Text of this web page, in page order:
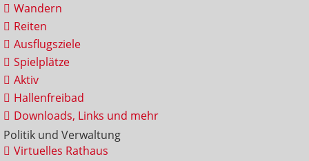
Wandern
Reiten
Ausflugsziele
Spielplätze
Aktiv
Hallenfreibad
Downloads, Links und mehr
Politik und Verwaltung
Virtuelles Rathaus